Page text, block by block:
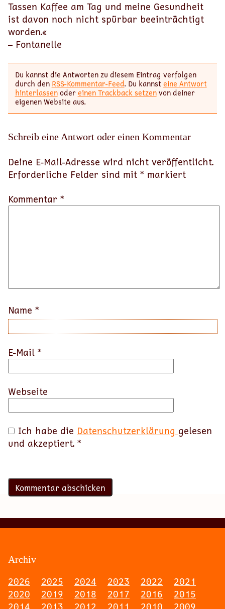
Tassen Kaffee am Tag und meine Gesundheit
ist davon noch nicht spürbar beeinträchtigt
worden.«
– Fontanelle
Du kannst die Antworten zu diesem Eintrag verfolgen
durch den RSS-Kommentar-Feed. Du kannsteine Antwort
hinterlassenodereinen Trackback setzenvon deiner
eigenen Website aus.
Schreib eine Antwort oder einen Kommentar
Deine E-Mail-Adresse wird nicht veröffentlicht.
Erforderliche Felder sind mit * markiert
Kommentar *
Name *
E-Mail *
Webseite
Ich habe die Datenschutzerklärung gelesen
und akzeptiert. *
Archiv
2026 2025 2024 2023 2022
2021
2020
2019 2018 2017 2016
2015